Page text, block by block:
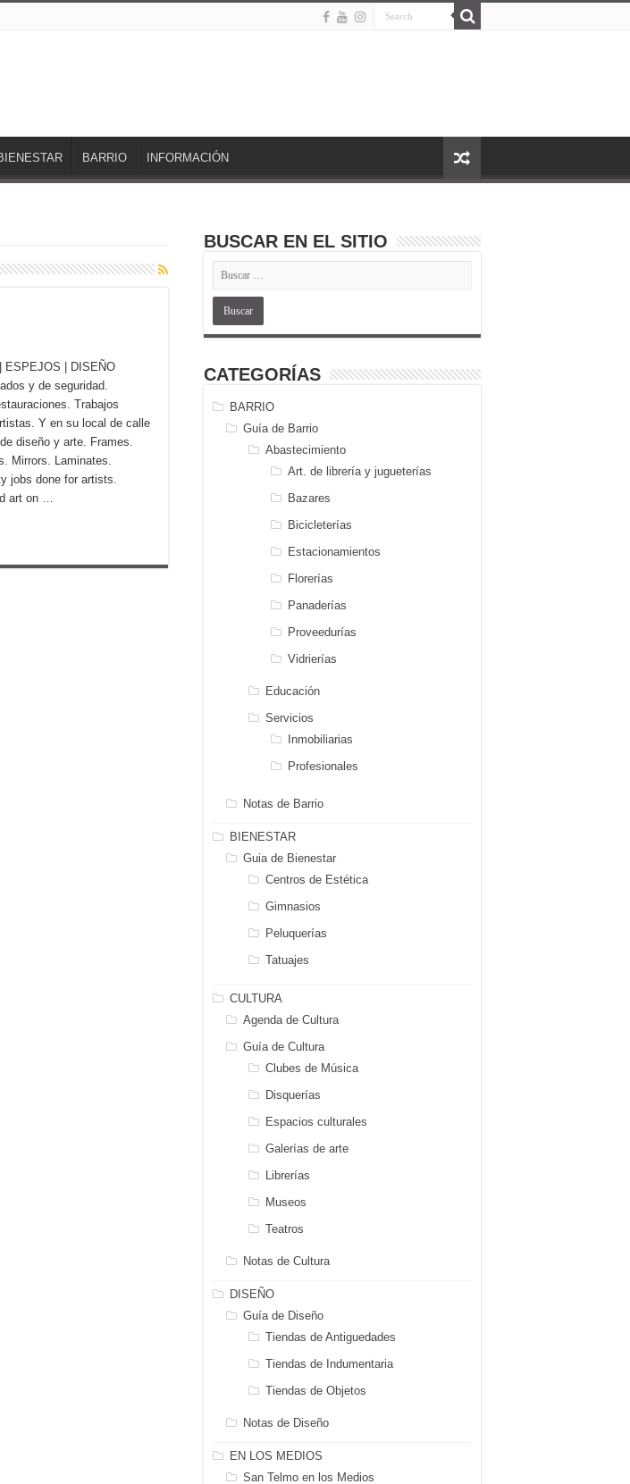
BARRIO INFORMACIÓN
ESPEJOS | DISEÑO
y de seguridad.
Trabajos
Y en su local de calle
diseño y arte. Frames.
Mirrors. Laminates.
jobs done for artists.
art on …
BUSCAR EN EL SITIO
CATEGORÍAS
BARRIO
Guía de Barrio
Abastecimiento
Art. de librería y jugueterías
Bazares
Bicicleterías
Estacionamientos
Florerías
Panaderías
Proveedurías
Vidrierías
Educación
Servicios
Inmobiliarias
Profesionales
Notas de Barrio
BIENESTAR
Guia de Bienestar
Centros de Estética
Gimnasios
Peluquerías
Tatuajes
CULTURA
Agenda de Cultura
Guía de Cultura
Clubes de Música
Disquerías
Espacios culturales
Galerías de arte
Librerías
Museos
Teatros
Notas de Cultura
DISEÑO
Guía de Diseño
Tiendas de Antiguedades
Tiendas de Indumentaria
Tiendas de Objetos
Notas de Diseño
EN LOS MEDIOS
San Telmo en los Medios